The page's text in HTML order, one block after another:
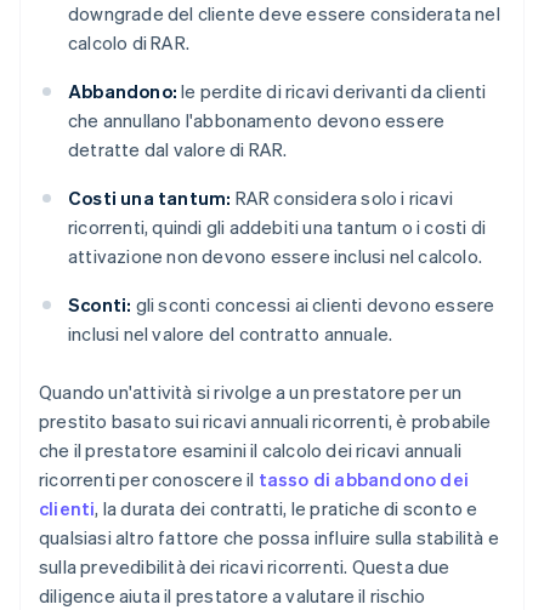
downgrade del cliente deve essere considerata nel
calcolo di RAR.
Abbandono: le perdite di ricavi derivanti da clienti
che annullano l'abbonamento devono essere
detratte dal valore di RAR.
Costi una tantum: RAR considera solo i ricavi
ricorrenti, quindi gli addebiti una tantum o i costi di
attivazione non devono essere inclusi nel calcolo.
Sconti: gli sconti concessi ai clienti devono essere
inclusi nel valore del contratto annuale.
Quando un'attività si rivolge a un prestatore per un
prestito basato sui ricavi annuali ricorrenti, è probabile
che il prestatore esamini il calcolo dei ricavi annuali
ricorrenti per conoscere il tasso di abbandono dei
clienti, la durata dei contratti, le pratiche di sconto e
qualsiasi altro fattore che possa influire sulla stabilità e
sulla prevedibilità dei ricavi ricorrenti. Questa due
diligence aiuta il prestatore a valutare il rischio